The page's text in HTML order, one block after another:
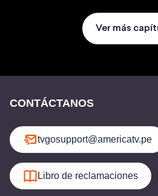
Ver más
CONTÁCTANOS
tvgosupport@americatv.pe
Libro de reclamaciones